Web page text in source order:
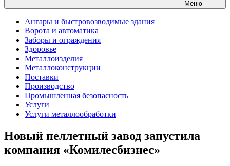
Меню
Ангары и быстровозводимые здания
Ворота и автоматика
Заборы и ограждения
Здоровье
Металлоизделия
Металлоконструкции
Поставки
Производство
Промышленная безопасность
Услуги
Услуги металлообработки
Новый пеллетный завод запустила
компания «Комилесбизнес»